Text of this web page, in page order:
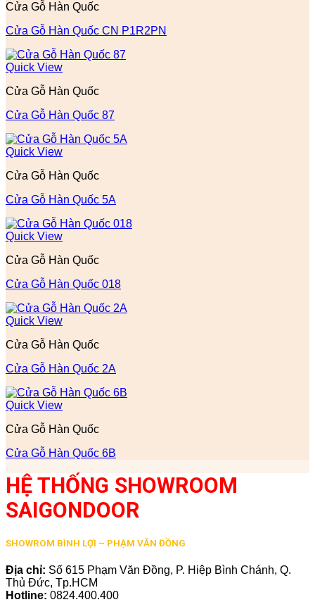
Cửa Gỗ Hàn Quốc
Cửa Gỗ Hàn Quốc CN P1R2PN
Quick View
Cửa Gỗ Hàn Quốc
Cửa Gỗ Hàn Quốc 87
Quick View
Cửa Gỗ Hàn Quốc
Cửa Gỗ Hàn Quốc 5A
Quick View
Cửa Gỗ Hàn Quốc
Cửa Gỗ Hàn Quốc 018
Quick View
Cửa Gỗ Hàn Quốc
Cửa Gỗ Hàn Quốc 2A
Quick View
Cửa Gỗ Hàn Quốc
Cửa Gỗ Hàn Quốc 6B
HỆ THỐNG SHOWROOM
SAIGONDOOR
SHOWROM BÌNH LỢI – PHẠM VĂN ĐỒNG
Địa chỉ: Số 615 Phạm Văn Đồng, P. Hiệp Bình Chánh, Q.
Thủ Đức, Tp.HCM
Hotline: 0824.400.400